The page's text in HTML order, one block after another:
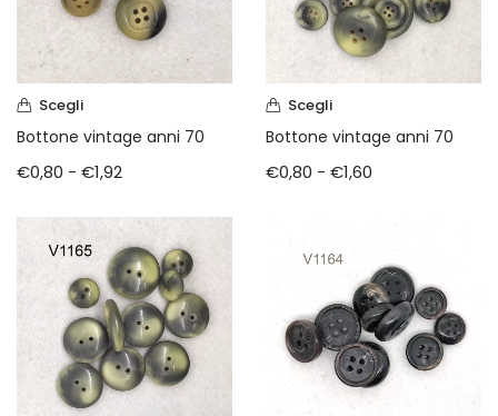
Scegli
Bottone vintage anni 70
€0,80 - €1,92
Scegli
Bottone vintage anni 70
€0,80 - €1,60